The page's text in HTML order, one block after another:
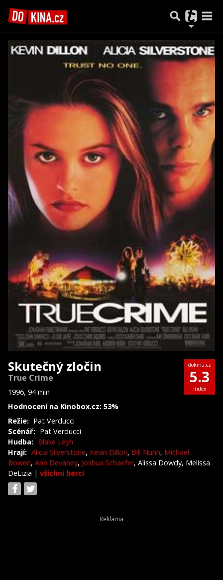
Skutečný zločin
True Crime
1996, 94 min
Hodnocení na Kinobox.cz: 53%
dokina.cz
5.3
index
Režie: Pat Verducci
Scénář: Pat Verducci
Hudba: Blake Leyh
Hrají: Alicia Silverstone, Kevin Dillon, Bill Nunn, Michael
Bowen, Ann Devaney, Joshua Schaefer, Alissa Dowdy, Melissa
DeLizia | všichni herci